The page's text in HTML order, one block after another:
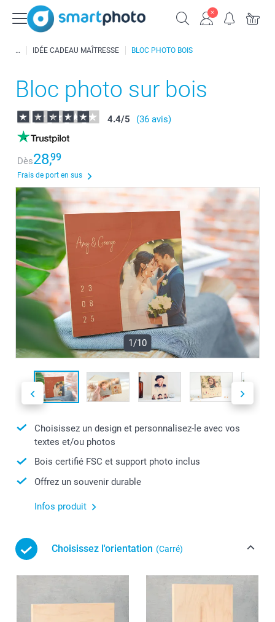
IDÉE CADEAU MAÎTRESSE BLOC PHOTO BOIS
Bloc photo sur bois
4.4/5 (36 avis)
Dès28,99
Frais de port en sus
1/10
Choisissez un design et personnalisez-le avec vos
textes et/ou photos
Bois certifié FSC et support photo inclus
Offrez un souvenir durable
Infos produit
Choisissez l'orientation (Carré)